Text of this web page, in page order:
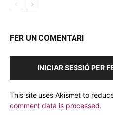
FER UN COMENTARI
INICIAR SESSIÓ PER
This site uses Akismet to
comment data is processed.